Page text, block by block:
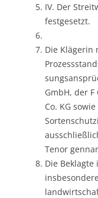
IV. Der
festgesetzt.
Die Klägerin
GmbH, der F
Co. KG
Tenor
Die